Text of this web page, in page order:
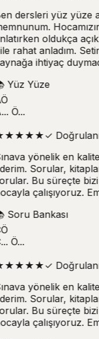
dersleri yüz yüze
oldukça açık
rahat anladım.
ihtiyaç
Yüz Yüze
Ö...
★★★★✓
yönelik en
Sorular,
Bu süreçte
çalışıyoruz.
Soru Bankası
Ö...
★★★★✓
yönelik en
Sorular,
Bu süreçte
çalışıyoruz.